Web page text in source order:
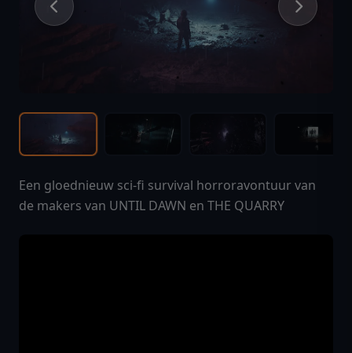
Een gloednieuw sci-fi survival horroravontuur van
de makers van UNTIL DAWN en THE QUARRY